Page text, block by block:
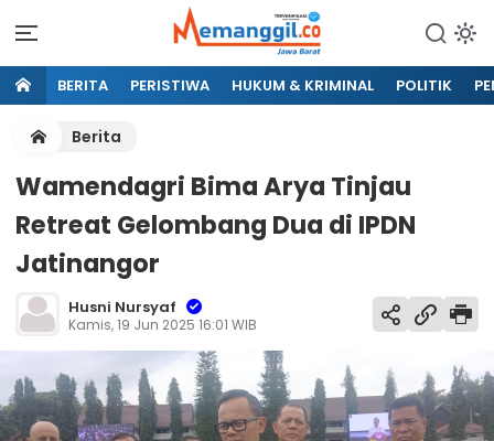
BERITA PERISTIWA HUKUM & KRIMINAL POLITIK
Berita
Wamendagri Bima Arya Tinjau
Retreat Gelombang Dua di IPDN
Jatinangor
Husni Nursyaf
Kamis, 19 Jun 2025 16:01 WIB